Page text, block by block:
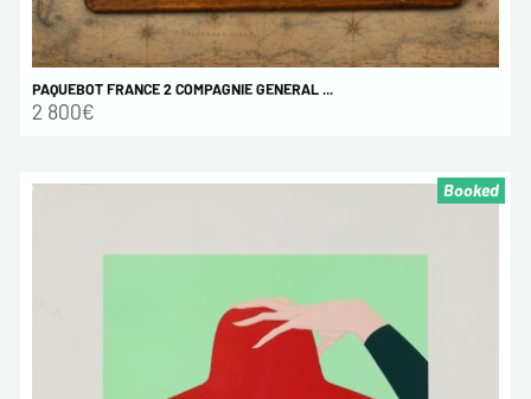
PAQUEBOT FRANCE 2 COMPAGNIE GENERAL ...
2 800€
Booked